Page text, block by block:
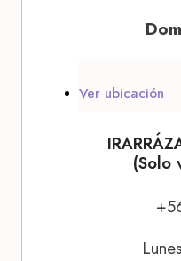
Ver ubicación
(Solo